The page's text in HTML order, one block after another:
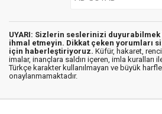
UYARI: Sizlerin seslerinizi duyurabilmek
ihmal etmeyin. Dikkat çeken yorumları
için haberleştiriyoruz. Küfür, hakaret,
imalar, inançlara saldırı içeren, imla kuralları
Türkçe karakter kullanılmayan ve büyük
onaylanmamaktadır.